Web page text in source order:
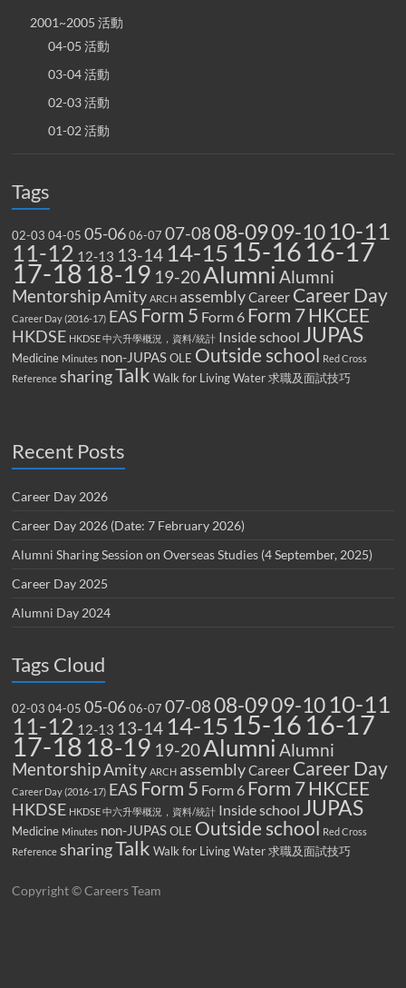
2001~2005 活動
04-05 活動
03-04 活動
02-03 活動
01-02 活動
Tags
02-03 04-05 05-06 06-07 07-0808-0909-10 10-11
11-12 12-13 13-14 14-15 15-16 16-17
17-18 18-19 19-20Alumni Alumni
MentorshipAmity ARCH assemblyCareer Career Day
Career Day (2016-17) EAS Form 5 Form 6 Form 7HKCEE
HKDSE HKDSE 中六升學概況，資料/統計 Inside school JUPAS
Medicine Minutes non-JUPAS OLE Outside school Red Cross
Reference sharingTalk Walk for Living Water 求職及面試技巧
Recent Posts
Career Day 2026
Career Day 2026 (Date: 7 February 2026)
Alumni Sharing Session on Overseas Studies (4 September, 2025)
Career Day 2025
Alumni Day 2024
Tags Cloud
02-03 04-05 05-06 06-07 07-0808-0909-10 10-11
11-12 12-13 13-14 14-15 15-16 16-17
17-18 18-19 19-20Alumni Alumni
MentorshipAmity ARCH assemblyCareer Career Day
Career Day (2016-17) EAS Form 5 Form 6 Form 7HKCEE
HKDSE HKDSE 中六升學概況，資料/統計 Inside school JUPAS
Medicine Minutes non-JUPAS OLE Outside school Red Cross
Reference sharingTalk Walk for Living Water 求職及面試技巧
Copyright © Careers Team